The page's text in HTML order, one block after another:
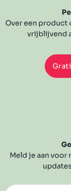
Over een product
vrijblijvend
Meld je aan